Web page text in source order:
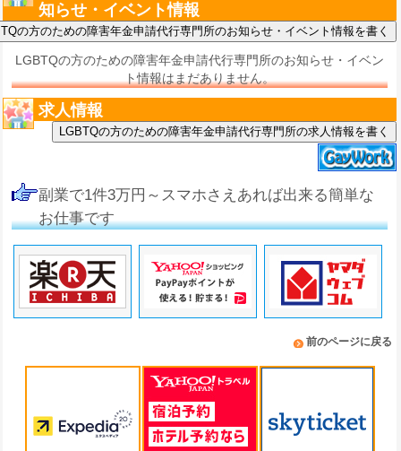
知らせ・イベント情報
LGBTQの方のための障害年金申請代行専門所のお知らせ・イベン
ト情報はまだありません。
求人情報
LGBTQの方のための障害年金申請代行専門所の求人情報を書く
副業で1件3万円～スマホさえあれば出来る簡単な
お仕事です
前のページに戻る